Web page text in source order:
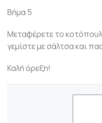
Βήμα 5
Μεταφέρετε το
γεμίστε με σάλτσα και
Καλή όρεξη!